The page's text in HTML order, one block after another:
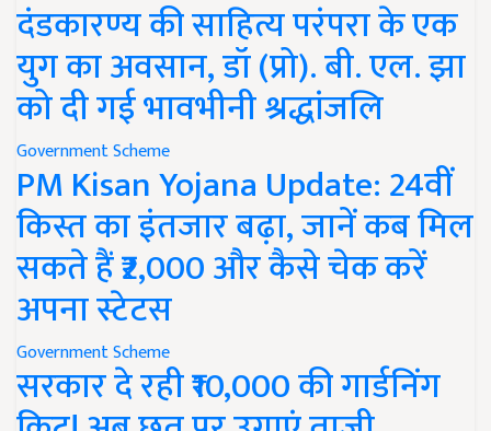
दंडकारण्य की साहित्य परंपरा के एक
युग का अवसान, डॉ (प्रो). बी. एल. झा
को दी गई भावभीनी श्रद्धांजलि
Government Scheme
PM Kisan Yojana Update: 24वीं
किस्त का इंतजार बढ़ा, जानें कब मिल
सकते हैं ₹2,000 और कैसे चेक करें
अपना स्टेटस
Government Scheme
सरकार दे रही ₹10,000 की गार्डनिंग